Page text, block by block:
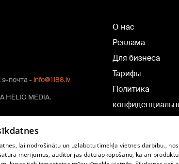
почта - info@1188.lv
HELIO MEDIA.
О нас
Реклама
Для бизнеса
Тарифы
Политика
Политика
lai nodrošinātu un uzlabotu tīmekļa vietnes darbību.,
mērījumus, auditorijas datu apkopošanu, kā arī